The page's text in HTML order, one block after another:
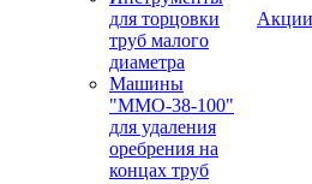
для торцовки
труб малого
диаметра
Машины
"ММО-38-100"
для удаления
оребрения на
концах труб
Акции